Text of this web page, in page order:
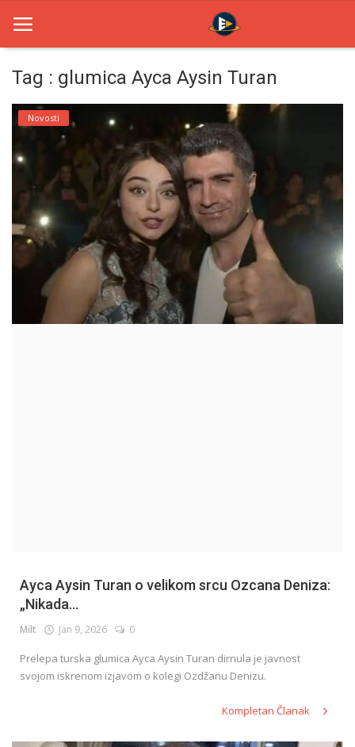
Home
TV Serije
Filmovi
Glumci
Contact
Login
Tag : glumica Ayca Aysin Turan
Novosti
Ayca Aysin Turan o velikom srcu Ozcana Deniza:
„Nikada...
Milt Jan 9, 2026 0
Prelepa turska glumica Ayca Aysin Turan dirnula je javnost
svojom iskrenom izjavom o kolegi Ozdžanu Denizu.
Kompletan Članak